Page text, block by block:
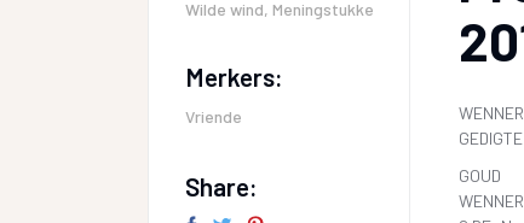
Wilde wind, Meningstukke
Merkers:
Vriende
Share:
GOUD